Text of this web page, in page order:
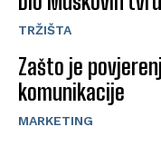
TRŽIŠTA
Zašto je
komunikacije
MARKETING